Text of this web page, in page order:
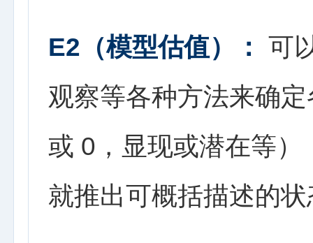
E2（模型估值）：
可
观察等各种方法来确
或 0，显现或潜在等
就推出可概括描述的